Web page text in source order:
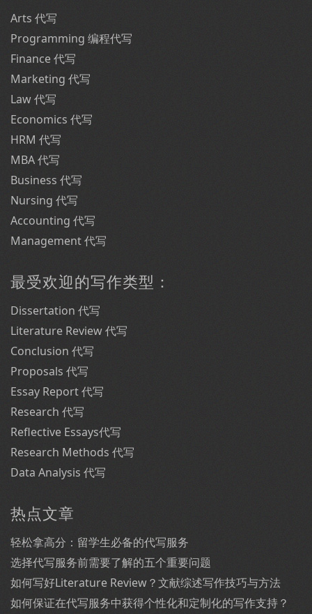
Arts 代写
Programming 编程代写
Finance 代写
Marketing 代写
Law 代写
Economics 代写
HRM 代写
MBA 代写
Business 代写
Nursing 代写
Accounting 代写
Management 代写
最受欢迎的写作类型：
Dissertation 代写
Literature Review 代写
Conclusion 代写
Proposals 代写
Essay Report 代写
Research 代写
Reflective Essays代写
Research Methods 代写
Data Analysis 代写
热点文章
轻松拿高分：留学生必备的代写服务
选择代写服务前需要了解的五个重要问题
如何写好Literature Review？文献综述写作技巧与方法
如何保证在代写服务中获得个性化和定制化的写作支持？